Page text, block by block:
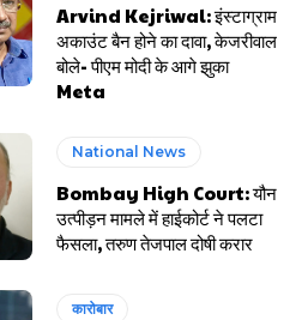
Arvind Kejriwal: इंस्टाग्राम
अकाउंट बैन होने का दावा, केजरीवाल
बोले- पीएम मोदी के आगे झुका
Meta
National News
Bombay High Court: यौन
उत्पीड़न मामले में हाईकोर्ट ने पलटा
फैसला, तरुण तेजपाल दोषी करार
कारोबार